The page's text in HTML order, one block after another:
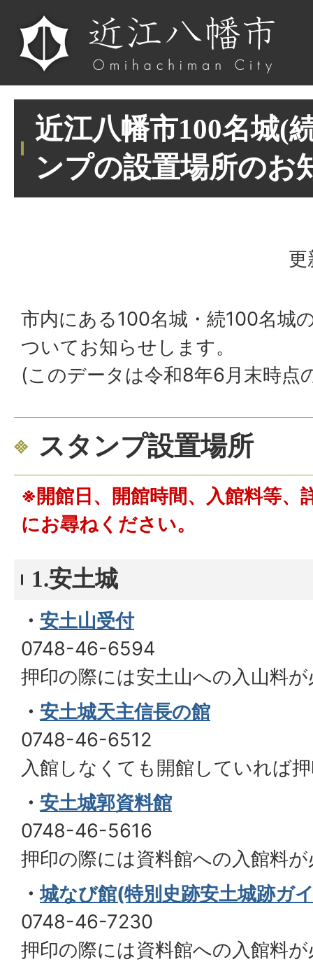
近江八幡市100名城(
ンプの設置場所のお
更
市内にある100名城・続100名城
ついてお知らせします。
(このデータは令和8年6月末時点
スタンプ設置場所
※開館日、開館時間、入館料等、
にお尋ねください。
1.安土城
・ 安土山受付
0748-46-6594
押印の際には安土山への入山料
・ 安土城天主信長の館
0748-46-6512
入館しなくても開館していれば
・ 安土城郭資料館
0748-46-5616
押印の際には資料館への入館料
・城なび館(特別史跡安土城跡ガ
0748-46-7230
押印の際には資料館への入館料